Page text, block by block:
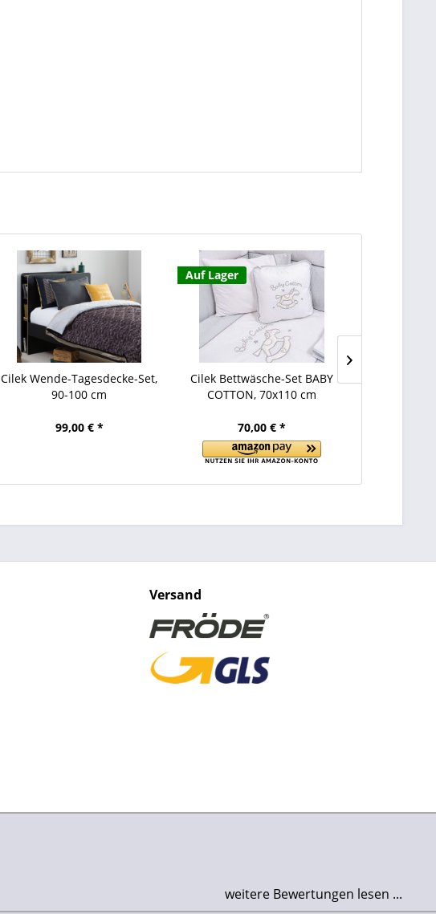
Cilek Wende-Tagesdecke-Set,
90-100 cm
99,00 € *
Auf Lager
Cilek Bettwäsche-Set BABY
COTTON, 70x110 cm
70,00 € *
Versand
weitere Bewertungen lesen ...